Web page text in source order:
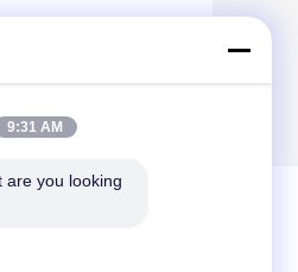
랙 나사 패널 구조물
9:31 AM
are you looking